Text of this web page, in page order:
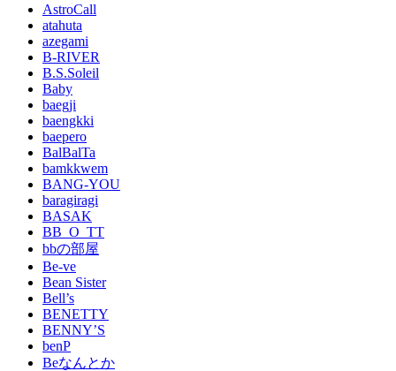
AstroCall
atahuta
azegami
B-RIVER
B.S.Soleil
Baby
baegji
baengkki
baepero
BalBalTa
bamkkwem
BANG-YOU
baragiragi
BASAK
BB_O_TT
bbの部屋
Be-ve
Bean Sister
Bell’s
BENETTY
BENNY’S
benP
Beなんとか